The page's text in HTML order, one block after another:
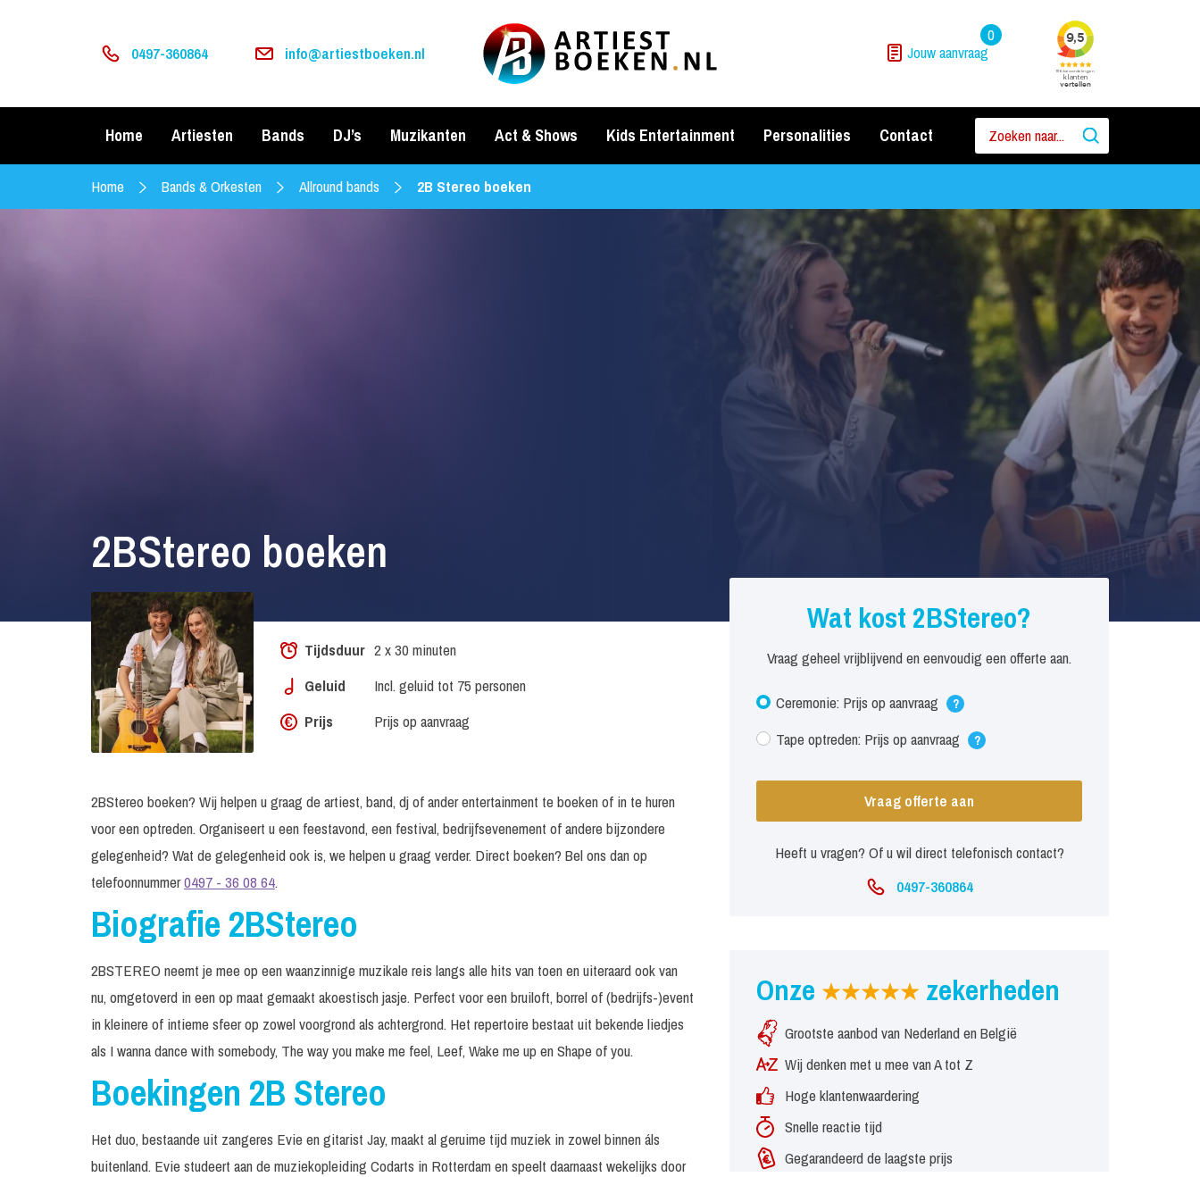
0497-360864 info@artiestboeken.nl Jouw aanvraag
0
Home Artiesten Bands DJ’s Muzikanten Act & Shows Kids Entertainment Personalities Contact
Home Bands & Orkesten Allround bands 2B Stereo boeken
2BStereo boeken
Tijdsduur 2 x 30 minuten
Geluid
Incl. geluid tot 75 personen
Prijs
Prijs op aanvraag
2BStereo boeken? Wij helpen u graag de artiest, band, dj of ander entertainment te boeken of in te huren
voor een optreden. Organiseert u een feestavond, een festival, bedrijfsevenement of andere bijzondere
gelegenheid? Wat de gelegenheid ook is, we helpen u graag verder. Direct boeken? Bel ons dan op
telefoonnummer0497 - 36 08 64.
Biografie 2BStereo
2BSTEREO neemt je mee op een waanzinnige muzikale reis langs alle hits van toen en uiteraard ook van
nu, omgetoverd in een op maat gemaakt akoestisch jasje. Perfect voor een bruiloft, borrel of (bedrijfs-)event
in kleinere of intieme sfeer op zowel voorgrond als achtergrond. Het repertoire bestaat uit bekende liedjes
als I wanna dance with somebody, The way you make me feel, Leef, Wake me up en Shape of you.
Boekingen 2B Stereo
Het duo, bestaande uit zangeres Evie en gitarist Jay, maakt al geruime tijd muziek in zowel binnen áls
buitenland. Evie studeert aan de muziekopleiding Codarts in Rotterdam en speelt daarnaast wekelijks door
Wat kost 2BStereo?
Vraag geheel vrijblijvend en eenvoudig een offerte aan.
Ceremonie: Prijs op aanvraag ?
Tape optreden: Prijs op aanvraag ?
Vraag offerte aan
Heeft u vragen? Of u wil direct telefonisch contact?
0497-360864
Onze zekerheden
Grootste aanbod van Nederland en België
Wij denken met u mee van A tot Z
Hoge klantenwaardering
Snelle reactie tijd
Gegarandeerd de laagste prijs